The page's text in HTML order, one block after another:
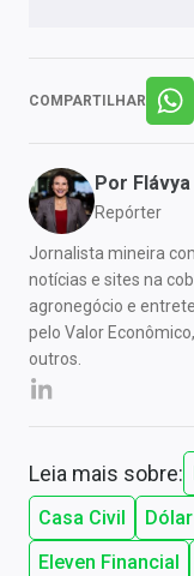
COMPARTILHAR
Por
Repórter
Jornalista mineira
notícias e sites na
agronegócio e
pelo Valor
outros.
Leia mais sobre:
Casa Civil
Dólar
Eleven Financial